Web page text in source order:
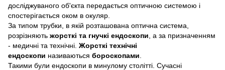
досліджуваного об'єкта передається оптичною системою і
спостерігається оком в окуляр.
За типом трубки, в якій розташована оптична система,
розрізняють жорсткі та гнучкі ендоскопи , а за призначенням
- медичні та технічні. Жорсткі технічні
ендоскопи називаються бороскопами
Такими були ендоскопи в минулому столітті. Сучасні